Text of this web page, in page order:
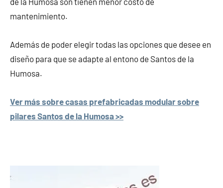
mantenimiento.
Además de poder elegir todas las opciones que desee en
diseño para que se adapte al entono de Santos de la
Humosa.
Ver más sobre casas prefabricadas modular sobre
pilares Santos de la Humosa >>